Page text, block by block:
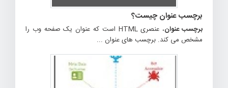
برچسب عنوان چیست؟
برچسب عنوان
، عنصری HTML است که عنوان یک صفحه وب را
مشخص می کند. برچسب های عنوان ...